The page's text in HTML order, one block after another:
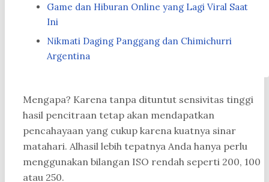
Game dan Hiburan Online yang Lagi Viral Saat
Ini
Nikmati Daging Panggang dan Chimichurri
Argentina
Mengapa? Karena tanpa dituntut sensivitas tinggi
hasil pencitraan tetap akan mendapatkan
pencahayaan yang cukup karena kuatnya sinar
matahari. Alhasil lebih tepatnya Anda hanya perlu
menggunakan bilangan ISO rendah seperti 200, 100
atau 250.